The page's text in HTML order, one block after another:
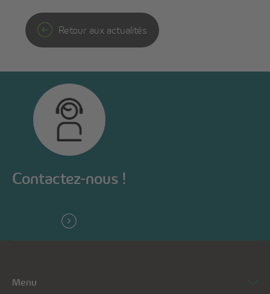
Retour aux actualités
Contactez-nous !
Menu